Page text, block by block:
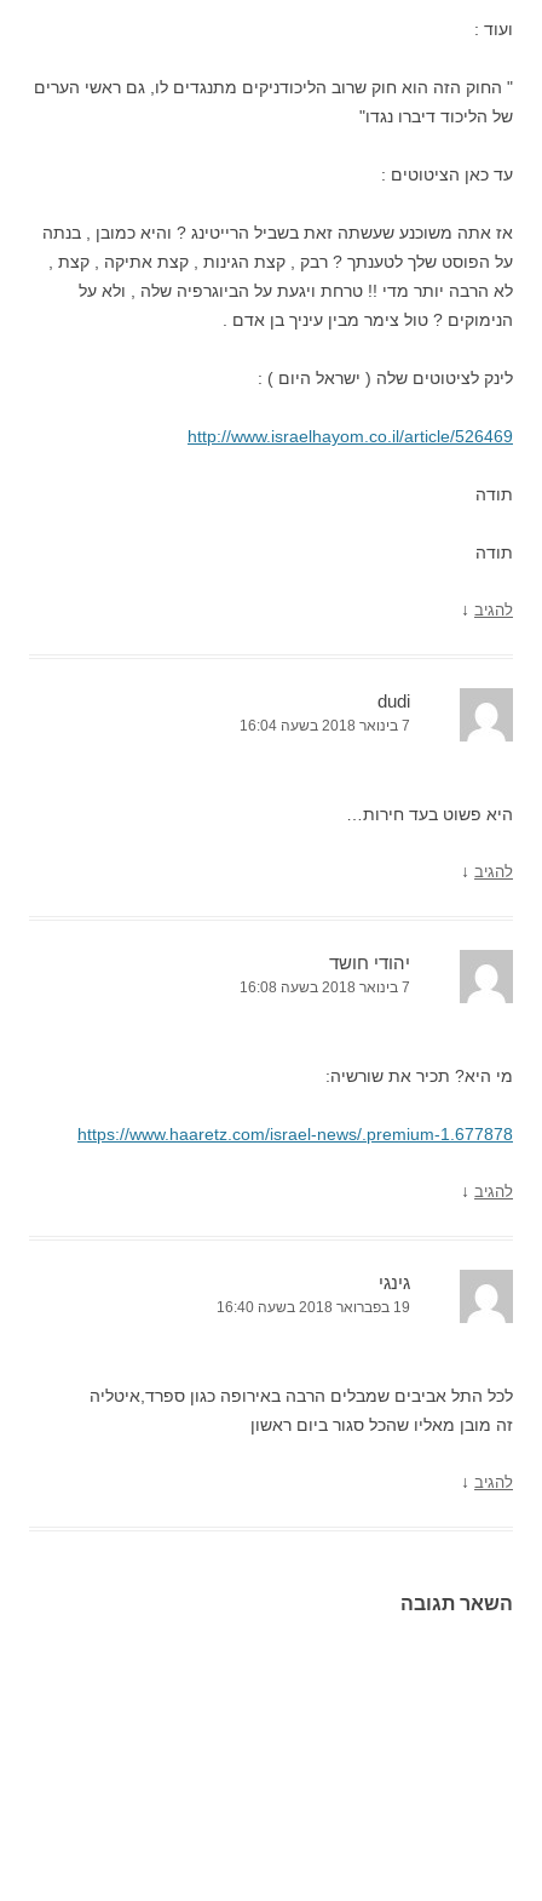
ועוד :
" החוק הזה הוא חוק שרוב הליכודניקים מתנגדים לו, גם ראשי הערים
של הליכוד דיברו נגדו"
עד כאן הציטוטים :
אז אתה משוכנע שעשתה זאת בשביל הרייטינג ? והיא כמובן , בנתה
על הפוסט שלך לטענתך ? רבק , קצת הגינות , קצת אתיקה , קצת ,
לא הרבה יותר מדי !! טרחת ויגעת על הביוגרפיה שלה , ולא על
הנימוקים ? טול צימר מבין עיניך בן אדם .
לינק לציטוטים שלה ( ישראל היום ) :
http://www.israelhayom.co.il/article/526469
תודה
תודה
להגיב ↓
dudi
7 בינואר 2018 בשעה 16:04
היא פשוט בעד חירות…
להגיב ↓
יהודי חושד
7 בינואר 2018 בשעה 16:08
מי היא? תכיר את שורשיה:
https://www.haaretz.com/israel-news/.premium-1.677878
להגיב ↓
גינגי
19 בפברואר 2018 בשעה 16:40
לכל התל אביבים שמבלים הרבה באירופה כגון ספרד,איטליה
זה מובן מאליו שהכל סגור ביום ראשון
להגיב ↓
השאר תגובה